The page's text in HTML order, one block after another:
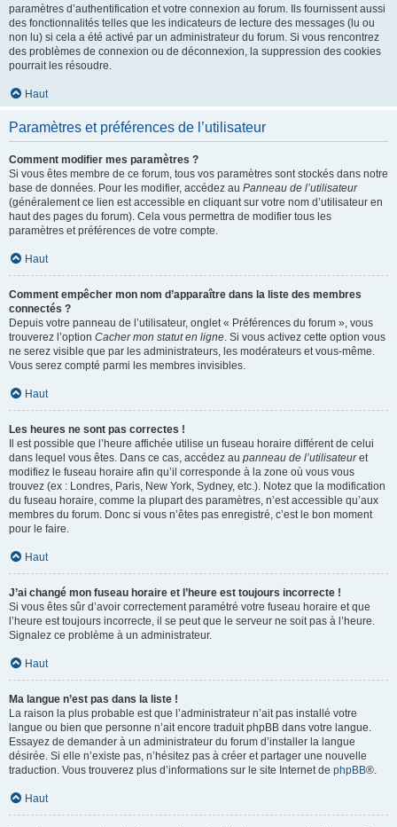
paramètres d’authentification et votre connexion au forum. Ils fournissent aussi
des fonctionnalités telles que les indicateurs de lecture des messages (lu ou
non lu) si cela a été activé par un administrateur du forum. Si vous rencontrez
des problèmes de connexion ou de déconnexion, la suppression des cookies
pourrait les résoudre.
Haut
Paramètres et préférences de l’utilisateur
Comment modifier mes paramètres ?
Si vous êtes membre de ce forum, tous vos paramètres sont stockés dans notre
base de données. Pour les modifier, accédez au Panneau de l’utilisateur
(généralement ce lien est accessible en cliquant sur votre nom d’utilisateur en
haut des pages du forum). Cela vous permettra de modifier tous les
paramètres et préférences de votre compte.
Haut
Comment empêcher mon nom d’apparaître dans la liste des membres
connectés ?
Depuis votre panneau de l’utilisateur, onglet « Préférences du forum », vous
trouverez l’option Cacher mon statut en ligne. Si vous activez cette option vous
ne serez visible que par les administrateurs, les modérateurs et vous-même.
Vous serez compté parmi les membres invisibles.
Haut
Les heures ne sont pas correctes !
Il est possible que l’heure affichée utilise un fuseau horaire différent de celui
dans lequel vous êtes. Dans ce cas, accédez au panneau de l’utilisateuret
modifiez le fuseau horaire afin qu’il corresponde à la zone où vous vous
trouvez (ex : Londres, Paris, New York, Sydney, etc.). Notez que la modification
du fuseau horaire, comme la plupart des paramètres, n’est accessible qu’aux
membres du forum. Donc si vous n’êtes pas enregistré, c’est le bon moment
pour le faire.
Haut
J’ai changé mon fuseau horaire et l’heure est toujours incorrecte !
Si vous êtes sûr d’avoir correctement paramétré votre fuseau horaire et que
l’heure est toujours incorrecte, il se peut que le serveur ne soit pas à l’heure.
Signalez ce problème à un administrateur.
Haut
Ma langue n’est pas dans la liste !
La raison la plus probable est que l’administrateur n’ait pas installé votre
langue ou bien que personne n’ait encore traduit phpBB dans votre langue.
Essayez de demander à un administrateur du forum d’installer la langue
désirée. Si elle n’existe pas, n’hésitez pas à créer et partager une nouvelle
traduction. Vous trouverez plus d’informations sur le site Internet de phpBB®.
Haut